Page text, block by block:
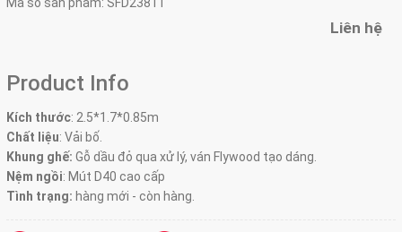
Liên hệ
Product Info
Kích thước: 2.5*1.7*0.85m
Chất liệu: Vải bố.
Khung ghế: Gỗ dầu đỏ qua xử lý, ván Flywood tạo dáng.
Nệm ngồi: Mút D40 cao cấp
Tình trạng: hàng mới - còn hàng.